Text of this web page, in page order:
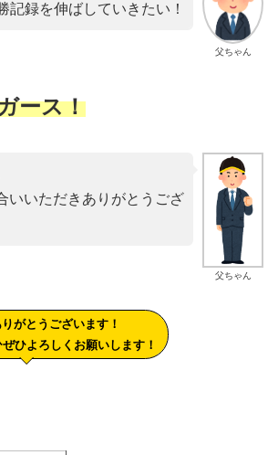
父ちゃん
記録を伸ばしていきたい！
ース！
父ちゃん
いいただきありがとうござ
がとうございます！
ひよろしくお願いします！